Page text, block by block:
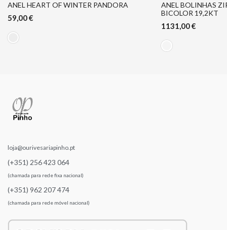
ANEL HEART OF WINTER PANDORA
59,00€
ANEL BOLINHAS
BICOLOR 19,2KT
1131,00€
loja@ourivesariapinho.pt
(+351) 256 423 064
(chamada para rede fixa nacional)
(+351) 962 207 474
(chamada para rede móvel nacional)